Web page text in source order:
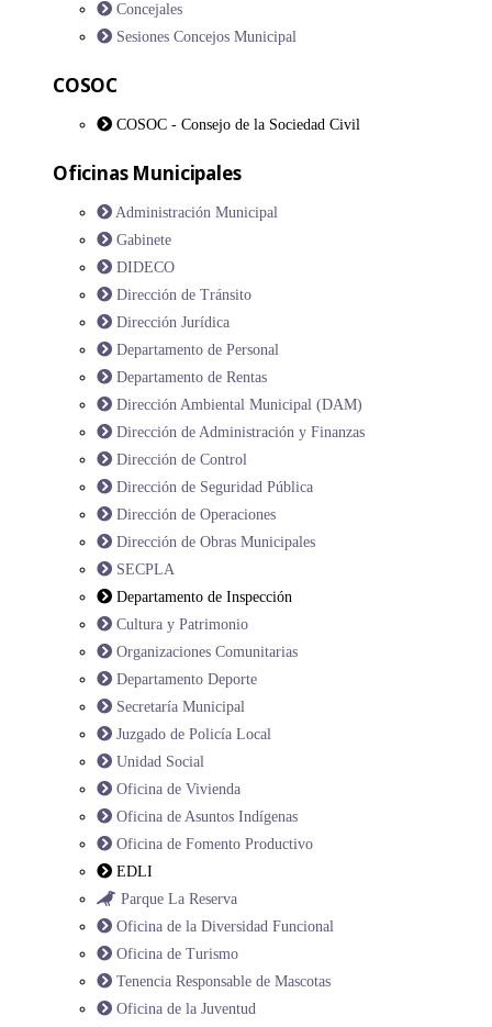
Concejales
Sesiones Concejos Municipal
COSOC
COSOC - Consejo de la Sociedad Civil
Oficinas Municipales
Administración Municipal
Gabinete
DIDECO
Dirección de Tránsito
Dirección Jurídica
Departamento de Personal
Departamento de Rentas
Dirección Ambiental Municipal (DAM)
Dirección de Administración y Finanzas
Dirección de Control
Dirección de Seguridad Pública
Dirección de Operaciones
Dirección de Obras Municipales
SECPLA
Departamento de Inspección
Cultura y Patrimonio
Organizaciones Comunitarias
Departamento Deporte
Secretaría Municipal
Juzgado de Policía Local
Unidad Social
Oficina de Vivienda
Oficina de Asuntos Indígenas
Oficina de Fomento Productivo
EDLI
Parque La Reserva
Oficina de la Diversidad Funcional
Oficina de Turismo
Tenencia Responsable de Mascotas
Oficina de la Juventud